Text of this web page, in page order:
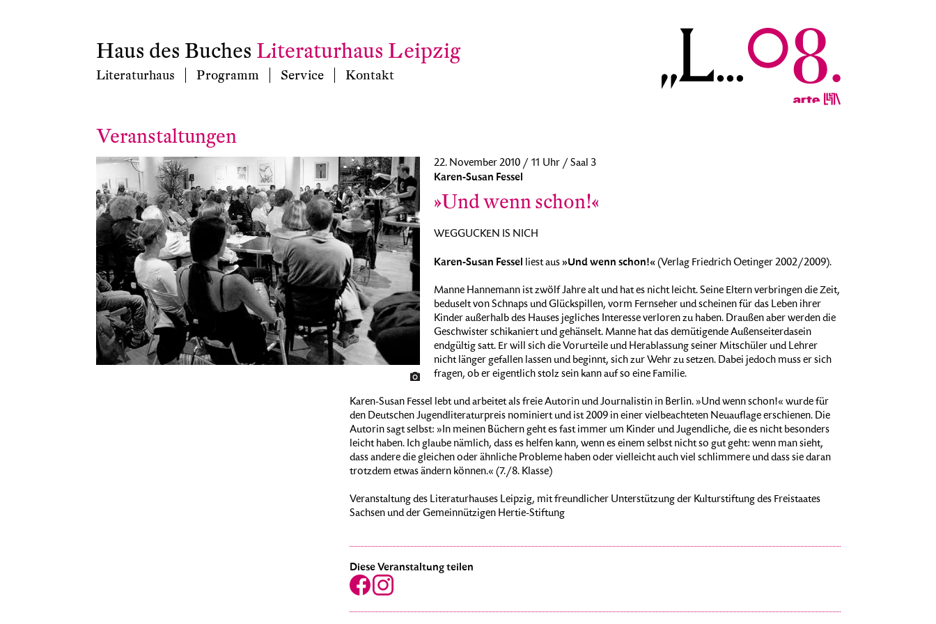
Haus des Buches Literaturhaus Leipzig
Literaturhaus Programm Service Kontakt
Veranstaltungen
22. November 2010 / 11 Uhr / Saal 3
Karen-Susan Fessel
»Und wenn schon!«
WEGGUCKEN IS NICH
Karen-Susan Fessel liest aus»Und wenn schon!«(Verlag Friedrich Oetinger 2002/2009).
Manne Hannemann ist zwölf Jahre alt und hat es nicht leicht. Seine Eltern verbringen die Zeit,
beduselt von Schnaps und Glückspillen, vorm Fernseher und scheinen für das Leben ihrer
Kinder außerhalb des Hauses jegliches Interesse verloren zu haben. Draußen aber werden die
Geschwister schikaniert und gehänselt. Manne hat das demütigende Außenseiterdasein
endgültig satt. Er will sich die Vorurteile und Herablassung seiner Mitschüler und Lehrer
nicht länger gefallen lassen und beginnt, sich zur Wehr zu setzen. Dabei jedoch muss er sich
fragen, ob er eigentlich stolz sein kann auf so eine Familie.
Karen-Susan Fessel lebt und arbeitet als freie Autorin und Journalistin in Berlin. »Und wenn schon!« wurde für
den Deutschen Jugendliteraturpreis nominiert und ist 2009 in einer vielbeachteten Neuauflage erschienen. Die
Autorin sagt selbst: »In meinen Büchern geht es fast immer um Kinder und Jugendliche, die es nicht besonders
leicht haben. Ich glaube nämlich, dass es helfen kann, wenn es einem selbst nicht so gut geht: wenn man sieht,
dass andere die gleichen oder ähnliche Probleme haben oder vielleicht auch viel schlimmere und dass sie daran
trotzdem etwas ändern können.« (7./8. Klasse)
Veranstaltung des Literaturhauses Leipzig, mit freundlicher Unterstützung der Kulturstiftung des Freistaates
Sachsen und der Gemeinnützigen Hertie-Stiftung
Diese Veranstaltung teilen